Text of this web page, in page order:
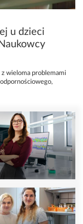
u dzieci
wieloma problemami